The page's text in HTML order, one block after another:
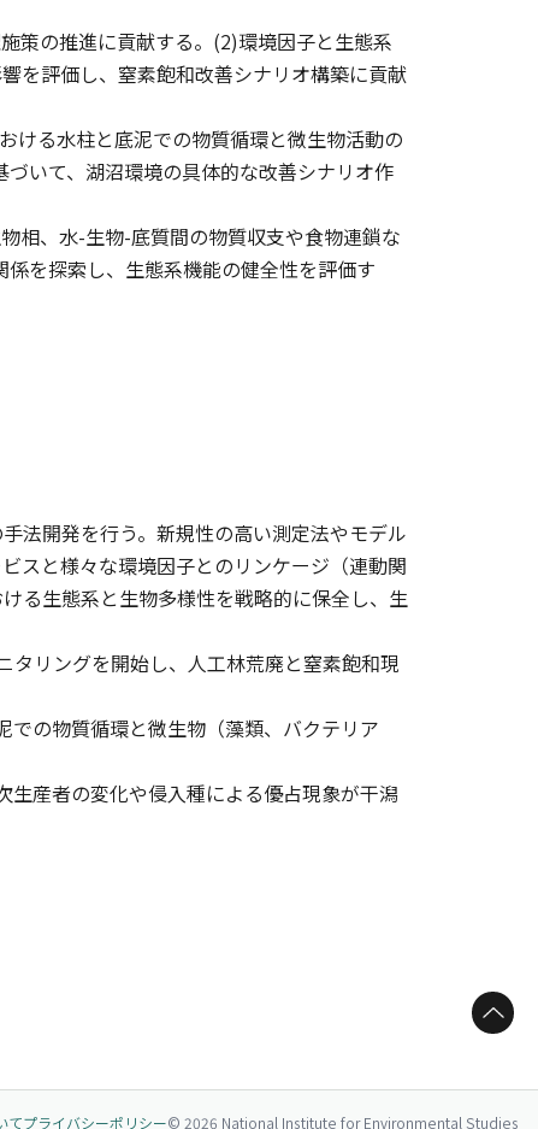
策の推進に貢献する。(2)環境因子と生態系
を評価し、窒素飽和改善シナリオ構築に貢献
ける水柱と底泥での物質循環と微生物活動の
いて、湖沼環境の具体的な改善シナリオ作
相、水-生物-底質間の物質収支や食物連鎖な
を探索し、生態系機能の健全性を評価す
法開発を行う。新規性の高い測定法やモデル
スと様々な環境因子とのリンケージ（連動関
る生態系と生物多様性を戦略的に保全し、生
リングを開始し、人工林荒廃と窒素飽和現
の物質循環と微生物（藻類、バクテリア
産者の変化や侵入種による優占現象が干潟
ページトップへ
てプライバシーポリシー© 2026 National Institute for Environmental Studies